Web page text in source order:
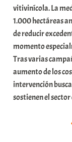
o
m
u
n
i
t
a
t
vitivinícola. La
1.000 hectáreas
de reducir
momento
Tras varias
aumento de los
intervención
sostienen el